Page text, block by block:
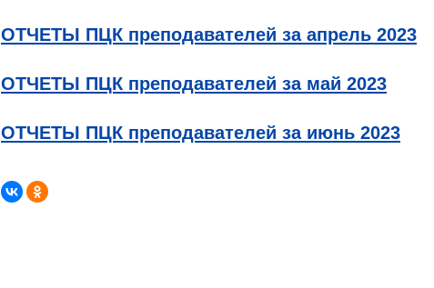
ОТЧЕТЫ ПЦК преподавателей за апрель 2023
ОТЧЕТЫ ПЦК преподавателей за май 2023
ОТЧЕТЫ ПЦК преподавателей за июнь 2023